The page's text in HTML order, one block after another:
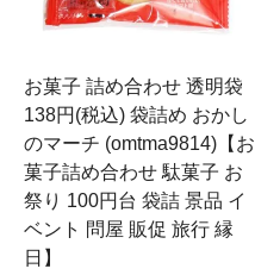
お菓子 詰め合わせ 透明袋
138円(税込) 袋詰め おかし
のマーチ (omtma9814)【お
菓子詰め合わせ 駄菓子 お
祭り 100円台 袋詰 景品 イ
ベント 問屋 販促 旅行 縁
日】